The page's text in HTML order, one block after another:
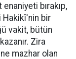
bırakıp,
bir
vakit, bütün
Zira
mazhar olan